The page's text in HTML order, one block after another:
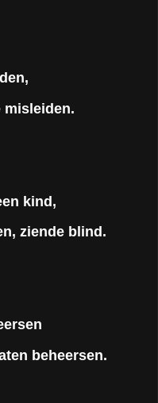
misleiden.
kind,
ziende blind.
beheersen.